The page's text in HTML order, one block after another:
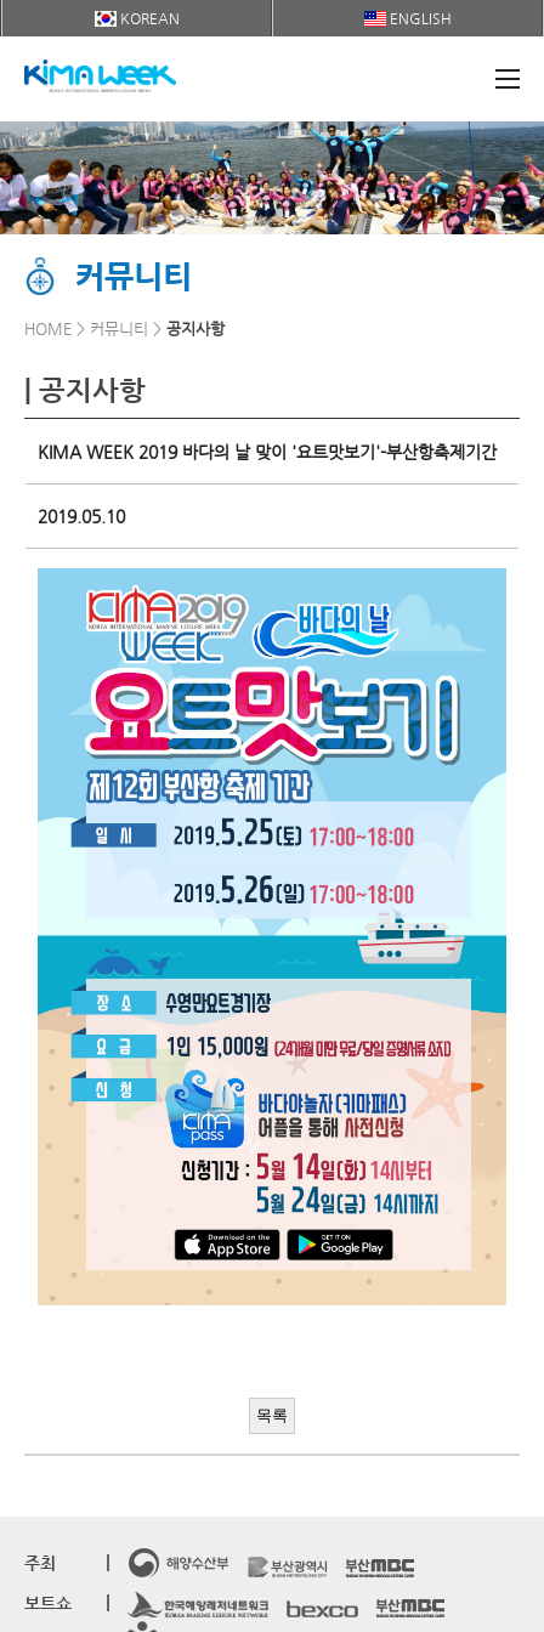
KOREAN ENGLISH
커뮤니티
HOME > 커뮤니티 > 공지사항
| 공지사항
KIMA WEEK 2019 바다의 날 맞이 '요트맛보기'-부산항축제기간
2019.05.10
목록
주최
보트쇼